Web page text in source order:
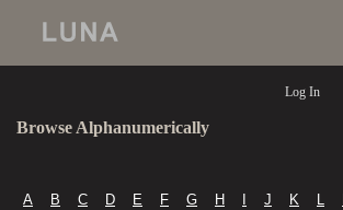
Log In
Browse Alphanumerically
A B C D E F G H J K L